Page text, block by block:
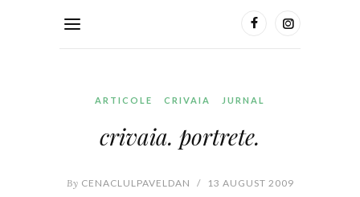
ARTICOLE CRIVAIA JURNAL
crivaia. portrete.
By CENACLULPAVELDAN / 13 AUGUST 2009